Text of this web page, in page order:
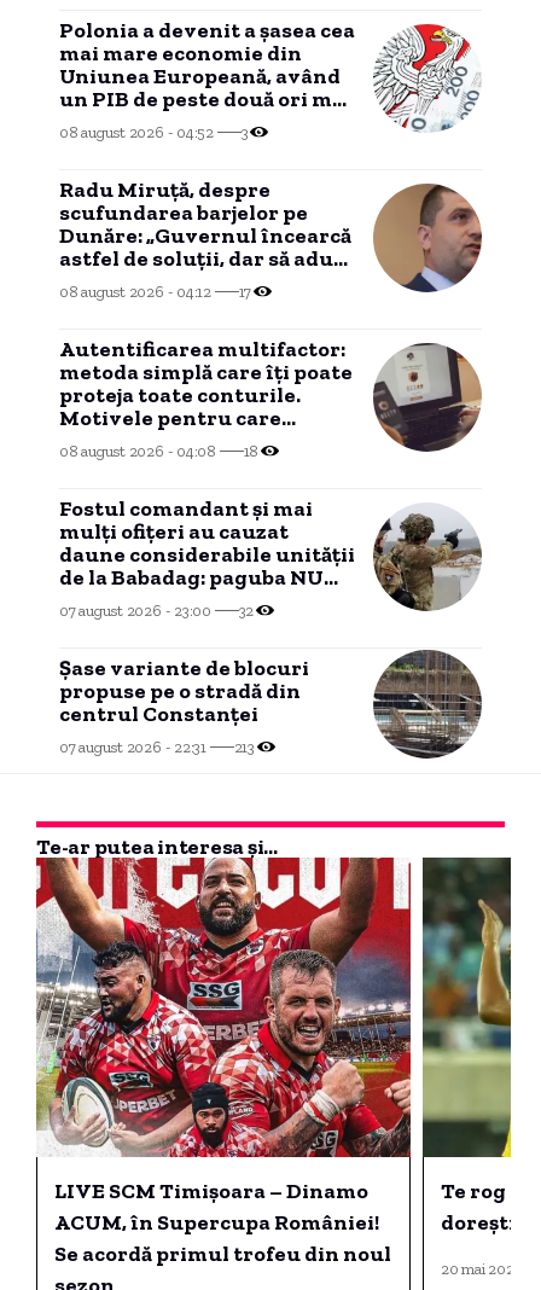
Polonia a devenit a șasea cea
mai mare economie din
Uniunea Europeană, având
un PIB de peste două ori mai
mare decât cel al României.
08 august 2026 - 04:52 3
Radu Miruță, despre
scufundarea barjelor pe
Dunăre: „Guvernul încearcă
astfel de soluții, dar să aducă
ploaie nu poate”
08 august 2026 - 04:12 17
Autentificarea multifactor:
metoda simplă care îți poate
proteja toate conturile.
Motivele pentru care
experții în securitate
recomandă activarea MFA.
08 august 2026 - 04:08 18
Fostul comandant și mai
mulți ofițeri au cauzat
daune considerabile unității
de la Babadag: paguba NU
mai poate fi recuperată
dintr-un motiv
07 august 2026 - 23:00 32
Șase variante de blocuri
propuse pe o stradă din
centrul Constanței
07 august 2026 - 22:31 213
Te-ar putea interesa și...
LIVE SCM Timișoara – Dinamo
ACUM, în Supercupa României!
Se acordă primul trofeu din noul
Te rog
dorești
20 mai 2026 -